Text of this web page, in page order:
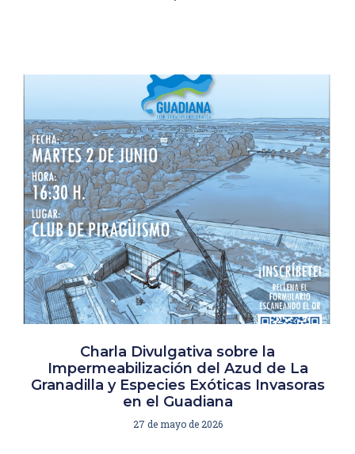
Charla Divulgativa sobre la
Impermeabilización del Azud de La
Granadilla y Especies Exóticas Invasoras
en el Guadiana
27 de mayo de 2026